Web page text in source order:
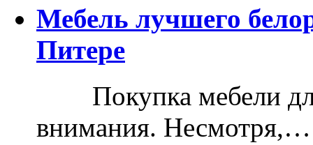
Мебель лучшего
Питере
Покупка мебели для
внимания. Несмотря,…